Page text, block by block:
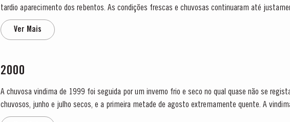
tardio aparecimento dos rebentos. As condições frescas e chuvosas continuaram até
floração teve lugar sob...
Ver Mais
2000
A chuvosa vindima de 1999 foi seguida por um inverno frio e seco no qual quase não se
chuvosos, junho e julho secos, e a primeira metade de agosto extremamente quente. A
vinhos resultantes foram muito encorpados, com intensa cor e aromas muito...